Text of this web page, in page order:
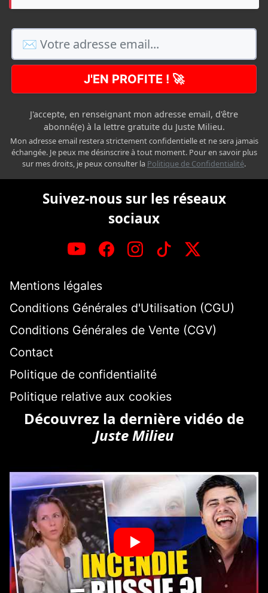
J'EN PROFITE ! 🚀
J'accepte, en renseignant mon adresse email, d'être
abonné(e) à la lettre gratuite du Juste Milieu.
Mon adresse email restera strictement confidentielle et ne sera jamais
échangée. Je peux me désinscrire à tout moment. Pour en savoir plus
sur mes droits, je peux consulter la Politique de Confidentialité.
Suivez-nous sur les réseaux
sociaux
Mentions légales
Conditions Générales d'Utilisation (CGU)
Conditions Générales de Vente (CGV)
Contact
Politique de confidentialité
Politique relative aux cookies
Découvrez la dernière vidéo de
Juste Milieu